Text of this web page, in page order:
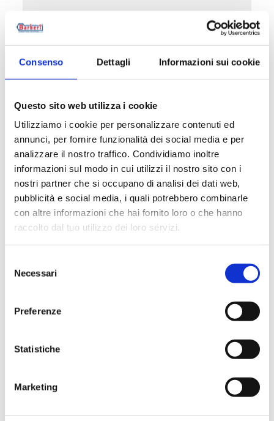
Consenso Dettagli Informazioni sui cookie
Questo sito web utilizza i cookie
Utilizziamo i cookie per personalizzare contenuti ed
annunci, per fornire funzionalità dei social media e per
analizzare il nostro traffico. Condividiamo inoltre
informazioni sul modo in cui utilizzi il nostro sito con i
nostri partner che si occupano di analisi dei dati web,
pubblicità e social media, i quali potrebbero combinarle
con altre informazioni che hai fornito loro o che hanno
raccolto dal tuo utilizzo dei loro servizi.
delNecessari
Preferenze
Statistiche
Marketing
Pression maximum de service